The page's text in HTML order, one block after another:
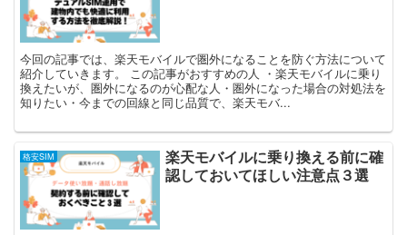
今回の記事では、楽天モバイルで圏外になることを防ぐ方法について
紹介していきます。 この記事がおすすめの人 ・楽天モバイルに乗り
換えたいが、圏外になるのが心配な人・圏外になった場合の対処法を
知りたい・今までの回線と同じ品質で、楽天モバ...
格安SIM
楽天モバイルに乗り換える前に確
認しておいてほしい注意点３選